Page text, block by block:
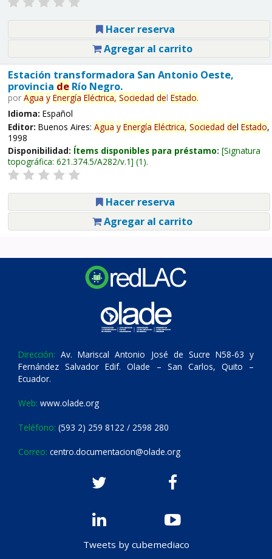
Hacer reserva
Agregar al carrito
Estación transformadora San Antonio Oeste,
provincia deRío Negro.
por Agua y Energía Eléctrica, Sociedad del Estado.
Idioma: Español
Editor: Buenos Aires: Agua y Energía Eléctrica, Sociedad del Estado,
1998
Disponibilidad: Ítems disponibles para préstamo: Signatura
topográfica: 621.374.5/A282/v.1 (1).
Hacer reserva
Agregar al carrito
Dirección: Av. Mariscal Antonio José de Sucre N58-63 y
Fernández Salvador Edif. Olade – San Carlos, Quito –
Ecuador.
Web: www.olade.org
Teléfono: (593 2) 259 8122 / 2598 280
Correo: centro.documentacion@olade.org
Tweets by cubemediaco